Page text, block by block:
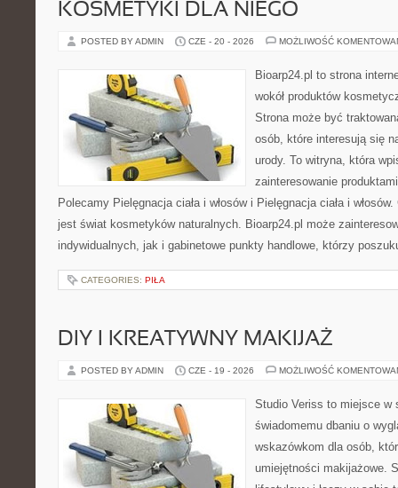
KOSMETYKI DLA NIEGO
POSTED BY ADMIN CZE - 20 - 2026 MOŻLIWOŚĆ
Bioarp24.pl to strona
wokół produktów
Strona może być
osób, które interesują się
urody. To witryna, która
zainteresowanie
Polecamy Pielęgnacja ciała i włosów i Pielęgnacja ciała i
jest świat kosmetyków naturalnych. Bioarp24.pl może
indywidualnych, jak i gabinetowe punkty handlowe, którzy
CATEGORIES: PIŁA
DIY I KREATYWNY MAKIJAŻ
POSTED BY ADMIN CZE - 19 - 2026 MOŻLIWOŚĆ
Studio Veriss to miejsce w
świadomemu dbaniu o
wskazówkom dla osób,
umiejętności makijażowe.